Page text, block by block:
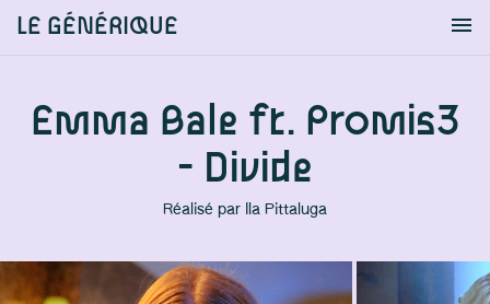
LE GÉNÉRIQUE
Emma Bale ft. Promis3
- Divide
Réalisé par Ila Pittaluga